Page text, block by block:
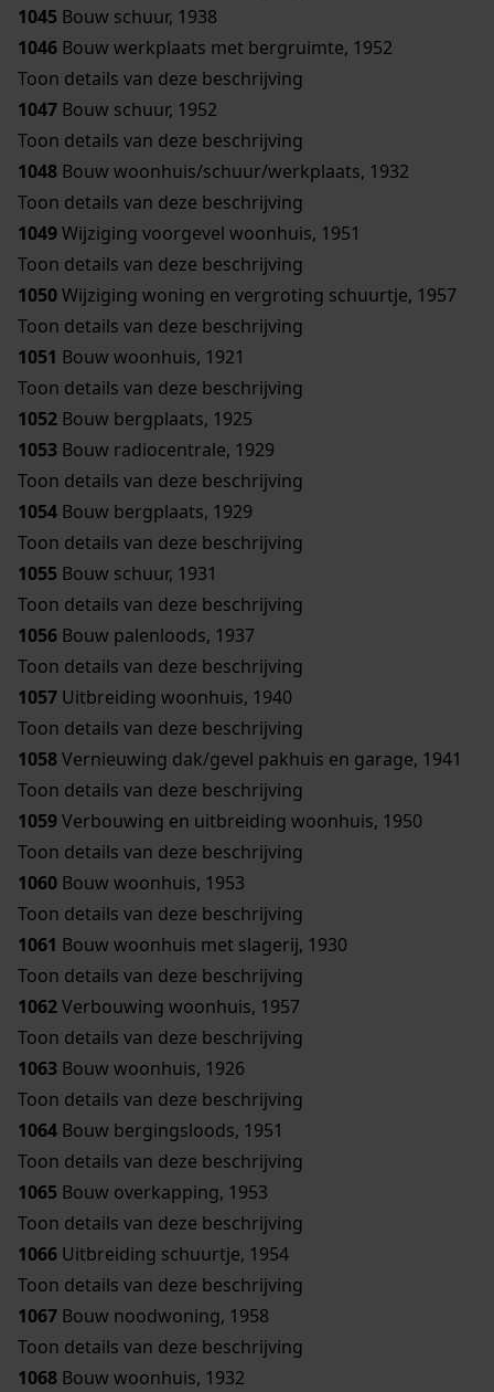
1045 Bouw schuur, 1938
1046 Bouw werkplaats met bergruimte, 1952
Toon details van deze beschrijving
1047 Bouw schuur, 1952
Toon details van deze beschrijving
1048 Bouw woonhuis/schuur/werkplaats, 1932
Toon details van deze beschrijving
1049Wijziging voorgevel woonhuis, 1951
Toon details van deze beschrijving
1050Wijziging woning en vergroting schuurtje, 1957
Toon details van deze beschrijving
1051 Bouw woonhuis, 1921
Toon details van deze beschrijving
1052 Bouw bergplaats, 1925
1053 Bouw radiocentrale, 1929
Toon details van deze beschrijving
1054 Bouw bergplaats, 1929
Toon details van deze beschrijving
1055 Bouw schuur, 1931
Toon details van deze beschrijving
1056 Bouw palenloods, 1937
Toon details van deze beschrijving
1057 Uitbreiding woonhuis, 1940
Toon details van deze beschrijving
1058Vernieuwing dak/gevel pakhuis en garage, 1941
Toon details van deze beschrijving
1059Verbouwing en uitbreiding woonhuis, 1950
Toon details van deze beschrijving
1060 Bouw woonhuis, 1953
Toon details van deze beschrijving
1061 Bouw woonhuis met slagerij, 1930
Toon details van deze beschrijving
1062Verbouwing woonhuis, 1957
Toon details van deze beschrijving
1063 Bouw woonhuis, 1926
Toon details van deze beschrijving
1064 Bouw bergingsloods, 1951
Toon details van deze beschrijving
1065 Bouw overkapping, 1953
Toon details van deze beschrijving
1066 Uitbreiding schuurtje, 1954
Toon details van deze beschrijving
1067 Bouw noodwoning, 1958
Toon details van deze beschrijving
1068 Bouw woonhuis, 1932